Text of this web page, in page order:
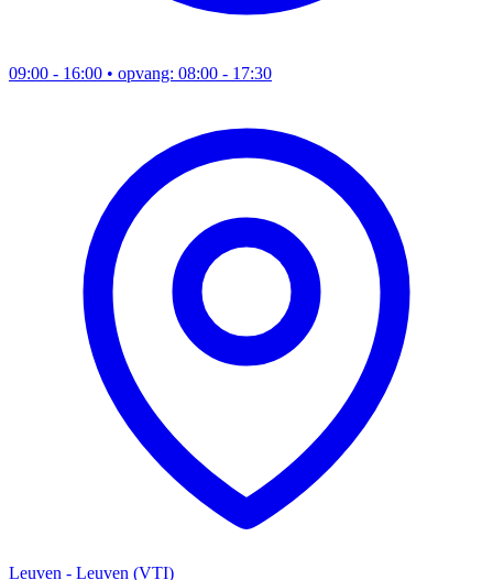
09:00 - 16:00 • opvang: 08:00 - 17:30
Leuven - Leuven (VTI)